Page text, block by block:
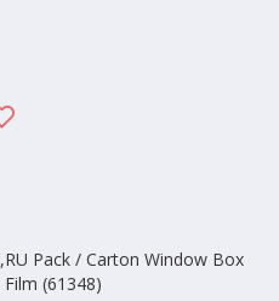
Pack / Carton Window Box
(61348)